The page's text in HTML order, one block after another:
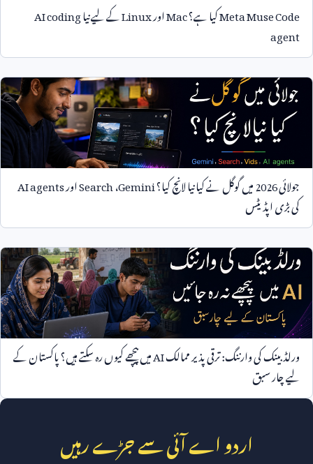
Meta Muse Codeکیا ہے؟MacاورLinuxکے لیے نیاAI coding
agent
جولائی2026میں گوگل نے کیا نیا لانچ کیا؟Gemini،SearchاورAI agents
کی بڑی اپڈیٹس
ورلڈ بینک کی وارننگ: ترقی پذیر ممالکAIمیں پیچھے کیوں رہ سکتے ہیں؟ پاکستان کے
لیے چار سبق
اردو اے آئی سے جڑے رہیں